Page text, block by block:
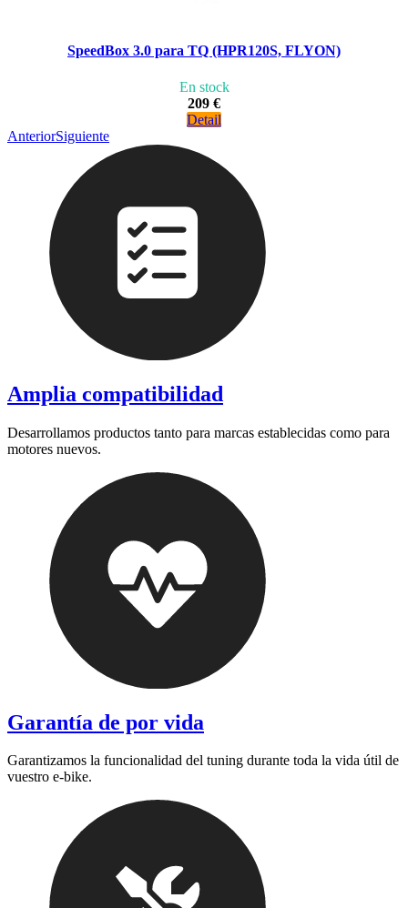
SpeedBox 3.0 para TQ (HPR120S, FLYON)
En stock
209 €
Detail
AnteriorSiguiente
Amplia compatibilidad
Desarrollamos productos tanto para marcas establecidas como para
motores nuevos.
Garantía de por vida
Garantizamos la funcionalidad del tuning durante toda la vida útil de
vuestro e-bike.